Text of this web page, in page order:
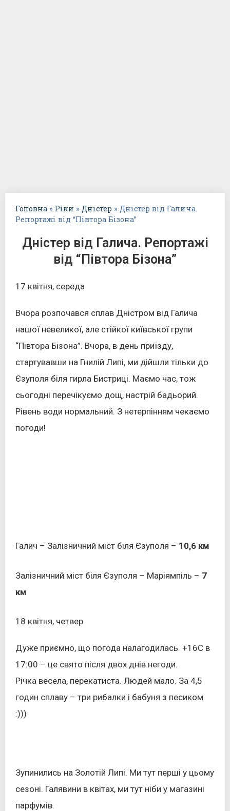
Головна » Ріки » Дністер » Дністер від Галича.
Репортажі від “Півтора Бізона”
Дністер від Галича. Репортажі
від “Півтора Бізона”
17 квітня, середа
Вчора розпочався сплав Дністром від Галича
нашої невеликої, але стійкої київської групи
“Півтора Бізона”. Вчора, в день приїзду,
стартувавши на Гнилій Липі, ми дійшли тільки до
Єзуполя біля гирла Бистриці. Маємо час, тож
сьогодні перечікуємо дощ, настрій бадьорий.
Рівень води нормальний. З нетерпінням чекаємо
погоди!
Галич – Залізничний міст біля Єзуполя – 10,6 км
Залізничний міст біля Єзуполя – Маріямпіль – 7
км
18 квітня, четвер
Дуже приємно, що погода налагодилась. +16С в
17:00 – це свято після двох днів негоди.
Річка весела, перекатиста. Людей мало. За 4,5
годин сплаву – три рибалки і бабуня з песиком
:)))
Зупинились на Золотій Липі. Ми тут перші у цьому
сезоні. Галявини в квітах, ми тут ніби у магазині
парфумів.